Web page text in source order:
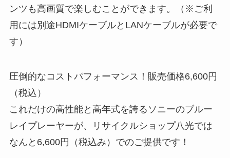
ンツも高画質で楽しむことができます。（※ご利
用には別途HDMIケーブルとLANケーブルが必要で
す）
圧倒的なコストパフォーマンス！販売価格6,600円
（税込）
これだけの高性能と高年式を誇るソニーのブルー
レイプレーヤーが、リサイクルショップ八光では
なんと6,600円（税込み）でのご提供です！